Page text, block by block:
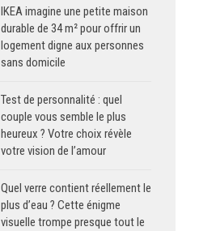
IKEA imagine une petite maison
durable de 34 m² pour offrir un
logement digne aux personnes
sans domicile
Test de personnalité : quel
couple vous semble le plus
heureux ? Votre choix révèle
votre vision de l’amour
Quel verre contient réellement le
plus d’eau ? Cette énigme
visuelle trompe presque tout le